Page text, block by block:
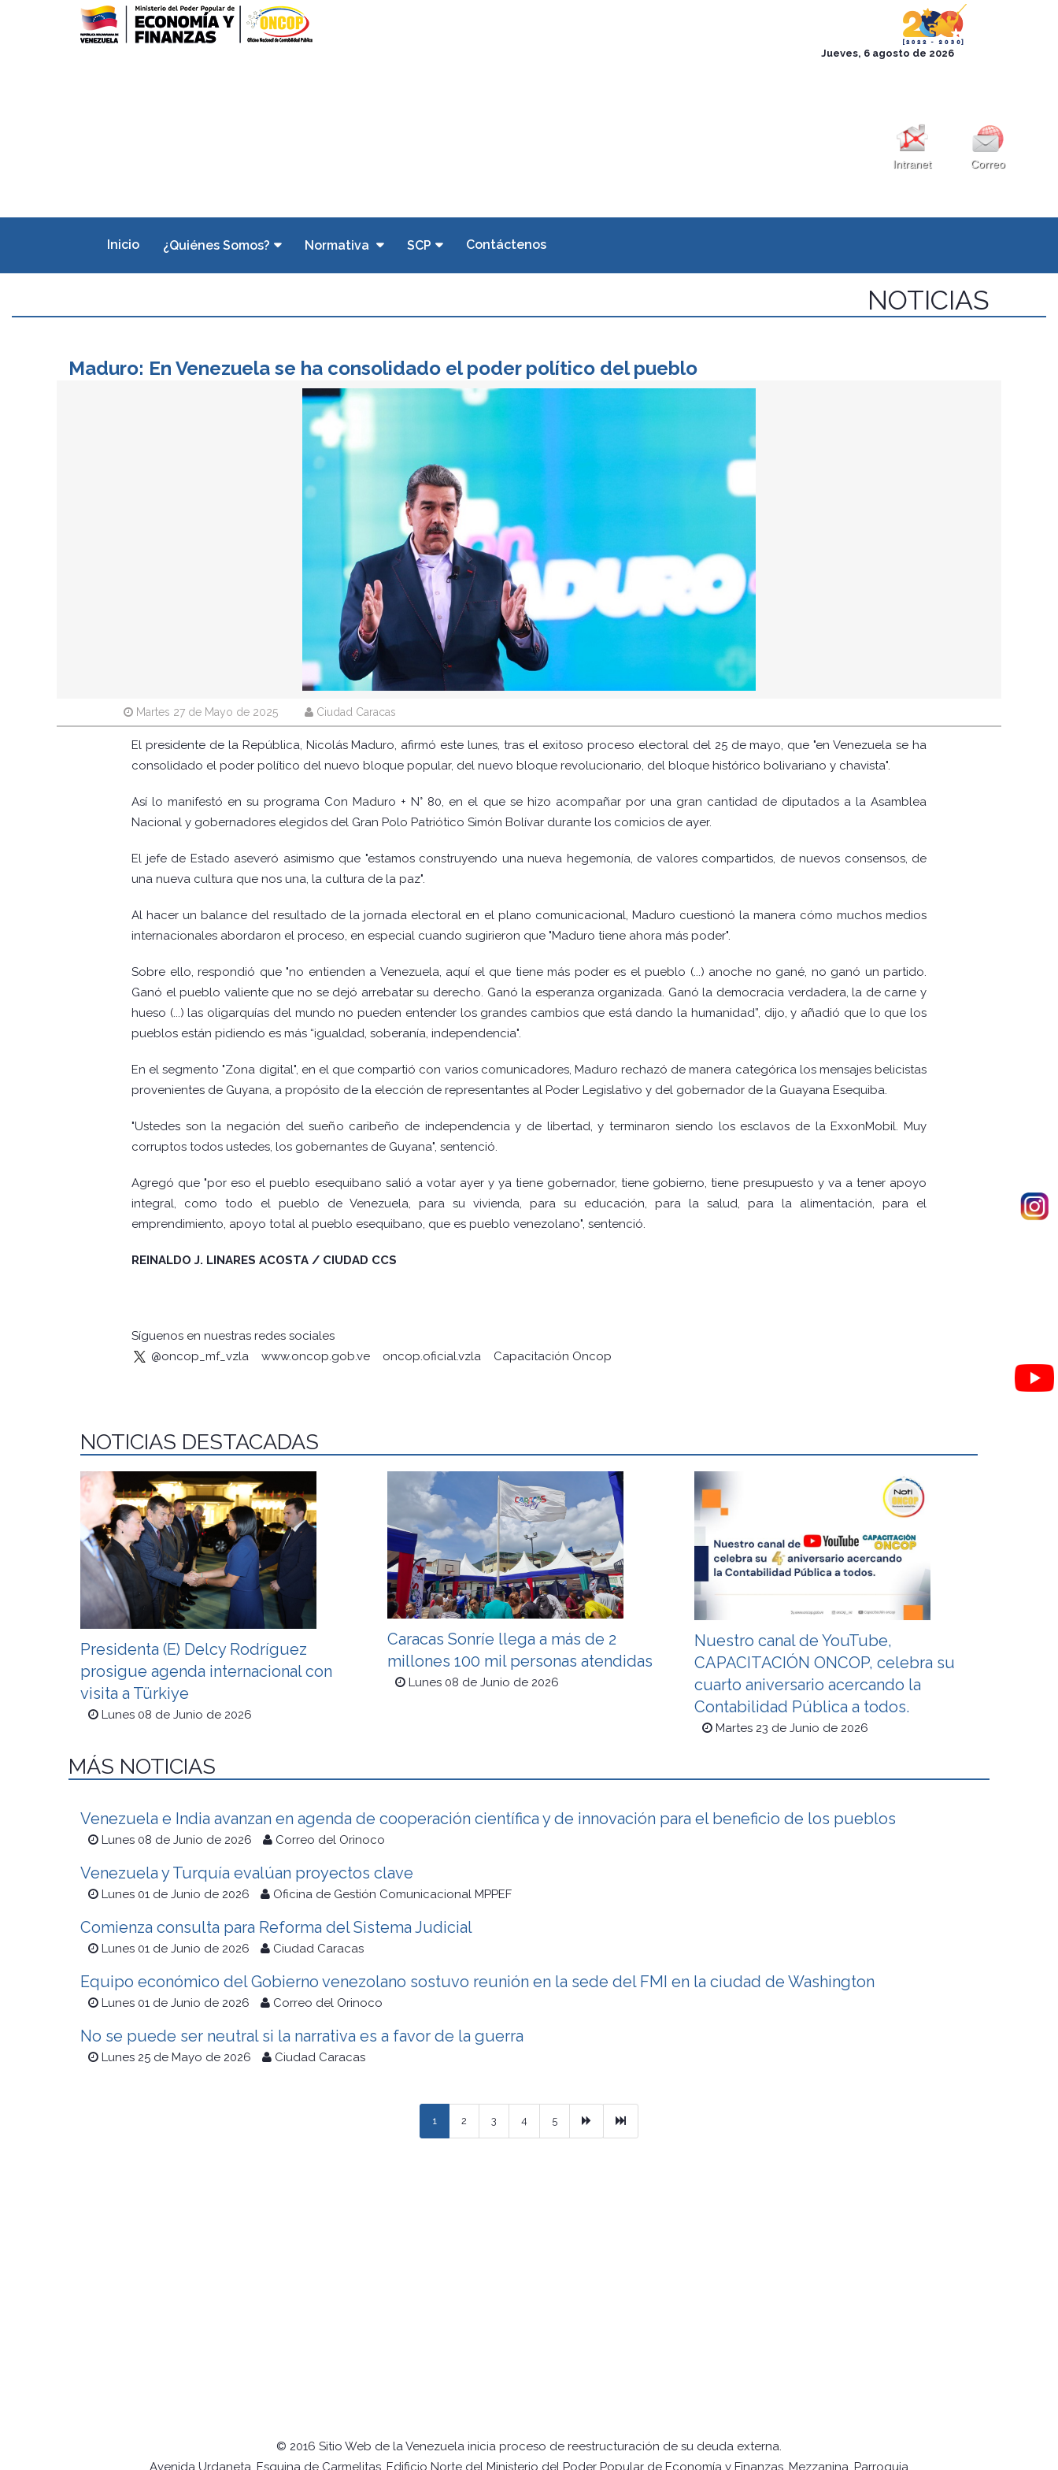
Correo
Intranet
Inicio ¿Quiénes Somos? Normativa SCP Contáctenos
NOTICIAS
Maduro: En Venezuela se ha consolidado el poder político del pueblo
Martes 27 de Mayo de 2025 Ciudad Caracas
El presidente de la República, Nicolás Maduro, afirmó este lunes, tras el exitoso proceso electoral del 25 de mayo, que "en Venezuela se ha
consolidado el poder político del nuevo bloque popular, del nuevo bloque revolucionario, del bloque histórico bolivariano y chavista".
Así lo manifestó en su programa Con Maduro + N° 80, en el que se hizo acompañar por una gran cantidad de diputados a la Asamblea
Nacional y gobernadores elegidos del Gran Polo Patriótico Simón Bolívar durante los comicios de ayer.
El jefe de Estado aseveró asimismo que "estamos construyendo una nueva hegemonía, de valores compartidos, de nuevos consensos, de
una nueva cultura que nos una, la cultura de la paz".
Al hacer un balance del resultado de la jornada electoral en el plano comunicacional, Maduro cuestionó la manera cómo muchos medios
internacionales abordaron el proceso, en especial cuando sugirieron que "Maduro tiene ahora más poder".
Sobre ello, respondió que "no entienden a Venezuela, aquí el que tiene más poder es el pueblo (...) anoche no gané, no ganó un partido.
Ganó el pueblo valiente que no se dejó arrebatar su derecho. Ganó la esperanza organizada. Ganó la democracia verdadera, la de carne y
hueso (...) las oligarquías del mundo no pueden entender los grandes cambios que está dando la humanidad”, dijo, y añadió que lo que los
pueblos están pidiendo es más “igualdad, soberanía, independencia".
En el segmento "Zona digital", en el que compartió con varios comunicadores, Maduro rechazó de manera categórica los mensajes belicistas
provenientes de Guyana, a propósito de la elección de representantes al Poder Legislativo y del gobernador de la Guayana Esequiba.
"Ustedes son la negación del sueño caribeño de independencia y de libertad, y terminaron siendo los esclavos de la ExxonMobil. Muy
corruptos todos ustedes, los gobernantes de Guyana", sentenció.
Agregó que "por eso el pueblo esequibano salió a votar ayer y ya tiene gobernador, tiene gobierno, tiene presupuesto y va a tener apoyo
integral, como todo el pueblo de Venezuela, para su vivienda, para su educación, para la salud, para la alimentación, para el
emprendimiento, apoyo total al pueblo esequibano, que es pueblo venezolano", sentenció.
REINALDO J. LINARES ACOSTA / CIUDAD CCS
Síguenos en nuestras redes sociales
@oncop_mf_vzla
www.oncop.gob.ve oncop.oficial.vzla Capacitación Oncop
NOTICIAS DESTACADAS
Presidenta (E) Delcy Rodríguez
prosigue agenda internacional con
visita a Türkiye
Lunes 08 de Junio de 2026
Caracas Sonríe llega a más de 2
millones 100 mil personas atendidas
Lunes 08 de Junio de 2026
Nuestro canal de YouTube,
CAPACITACIÓN ONCOP, celebra su
cuarto aniversario acercando la
Contabilidad Pública a todos.
Martes 23 de Junio de 2026
MÁS NOTICIAS
Venezuela e India avanzan en agenda de cooperación científica y de innovación para el beneficio de los pueblos
Lunes 08 de Junio de 2026 Correo del Orinoco
Venezuela y Turquía evalúan proyectos clave
Lunes 01 de Junio de 2026 Oficina de Gestión Comunicacional MPPEF
Comienza consulta para Reforma del Sistema Judicial
Lunes 01 de Junio de 2026 Ciudad Caracas
Equipo económico del Gobierno venezolano sostuvo reunión en la sede del FMI en la ciudad de Washington
Lunes 01 de Junio de 2026 Correo del Orinoco
No se puede ser neutral si la narrativa es a favor de la guerra
Lunes 25 de Mayo de 2026 Ciudad Caracas
1 2 3 4 5 Ultimo
© 2016 Sitio Web de la Venezuela inicia proceso de reestructuración de su deuda externa.
Avenida Urdaneta, Esquina de Carmelitas, Edificio Norte del Ministerio del Poder Popular de Economía y Finanzas, Mezzanina. Parroquia